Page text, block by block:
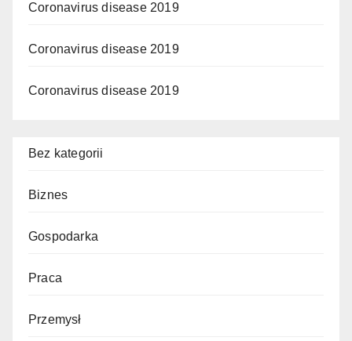
Coronavirus disease 2019
Coronavirus disease 2019
Coronavirus disease 2019
Bez kategorii
Biznes
Gospodarka
Praca
Przemysł